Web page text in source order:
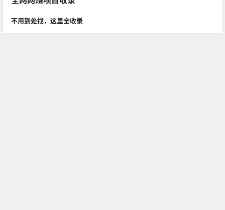
不用到处找，这里全收录